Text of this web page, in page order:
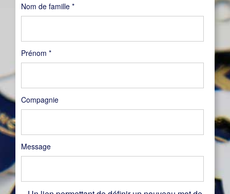
Nom de famille *
Prénom *
Compagnie
Message